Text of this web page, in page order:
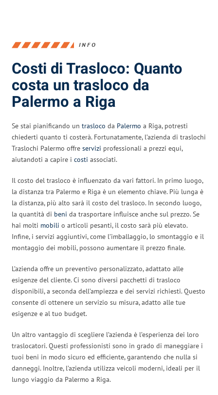
INFO
Costi di Trasloco: Quanto
costa un trasloco da
Palermo a Riga
Se stai pianificando un trasloco da Palermo a Riga, potresti
chiederti quanto ti costerà. Fortunatamente, l’azienda di traslochi
Traslochi Palermo offre servizi professionali a prezzi equi,
aiutandoti a capire i costi associati.
Il costo del trasloco è influenzato da vari fattori. In primo luogo,
la distanza tra Palermo e Riga è un elemento chiave. Più lunga è
la distanza, più alto sarà il costo del trasloco. In secondo luogo,
la quantità di beni da trasportare influisce anche sul prezzo. Se
hai molti mobili o articoli pesanti, il costo sarà più elevato.
Infine, i servizi aggiuntivi, come l’imballaggio, lo smontaggio e il
montaggio dei mobili, possono aumentare il prezzo finale.
L’azienda offre un preventivo personalizzato, adattato alle
esigenze del cliente. Ci sono diversi pacchetti di trasloco
disponibili, a seconda dell’ampiezza e dei servizi richiesti. Questo
consente di ottenere un servizio su misura, adatto alle tue
esigenze e al tuo budget.
Un altro vantaggio di scegliere l’azienda è l’esperienza dei loro
traslocatori. Questi professionisti sono in grado di maneggiare i
tuoi beni in modo sicuro ed efficiente, garantendo che nulla si
danneggi. Inoltre, l’azienda utilizza veicoli moderni, ideali per il
lungo viaggio da Palermo a Riga.